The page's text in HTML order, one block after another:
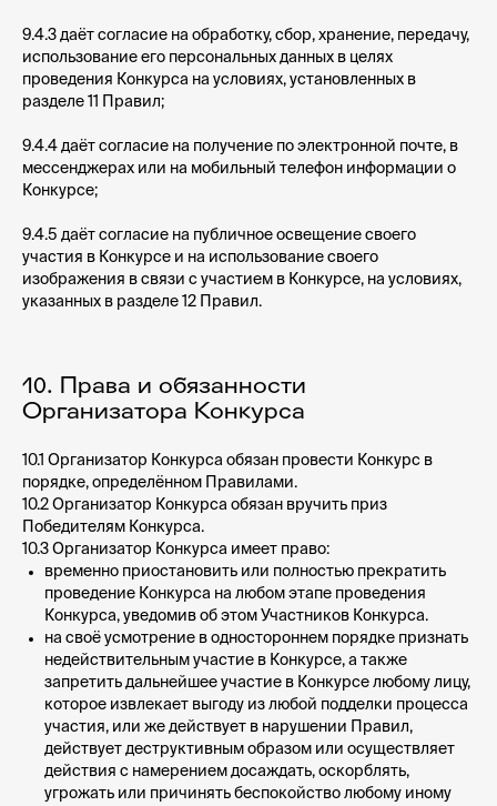
9.4.3 даёт согласие на обработку, сбор, хранение, передачу,
использование его персональных данных в целях
проведения Конкурса на условиях, установленных в
разделе 11 Правил;
9.4.4 даёт согласие на получение по электронной почте, в
мессенджерах или на мобильный телефон информации о
Конкурсе;
9.4.5 даёт согласие на публичное освещение своего
участия в Конкурсе и на использование своего
изображения в связи с участием в Конкурсе, на условиях,
указанных в разделе 12 Правил.
10. Права и обязанности
Организатора Конкурса
10.1 Организатор Конкурса обязан провести Конкурс в
порядке, определённом Правилами.
10.2 Организатор Конкурса обязан вручить приз
Победителям Конкурса.
10.3 Организатор Конкурса имеет право:
временно приостановить или полностью прекратить
проведение Конкурса на любом этапе проведения
Конкурса, уведомив об этом Участников Конкурса.
на своё усмотрение в одностороннем порядке признать
недействительным участие в Конкурсе, а также
запретить дальнейшее участие в Конкурсе любому лицу,
которое извлекает выгоду из любой подделки процесса
участия, или же действует в нарушении Правил,
действует деструктивным образом или осуществляет
действия с намерением досаждать, оскорблять,
угрожать или причинять беспокойство любому иному